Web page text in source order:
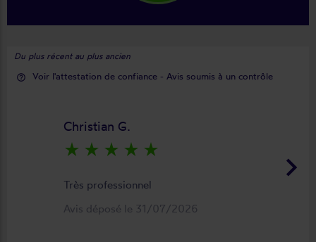
Du plus récent au plus ancien
help_outline Voir l'attestation de confiance - Avis soumis à un contrôle
keyboard_arrow_right
Christian G.
star_rate star_rate star_rate star_rate star_rate
Très professionnel
Avis déposé le 31/07/2026